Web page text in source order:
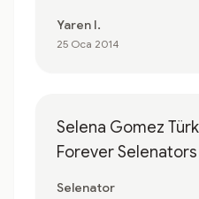
Yaren I.
25 Oca 2014
Selena Gomez
Forever Selenators
Selenator